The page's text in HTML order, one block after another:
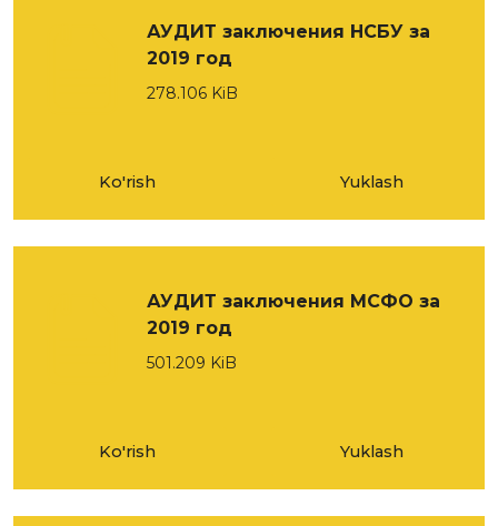
АУДИТ заключения НСБУ за
2019 год
278.106 KiB
Ko'rish Yuklash
АУДИТ заключения МСФО за
2019 год
501.209 KiB
Ko'rish Yuklash